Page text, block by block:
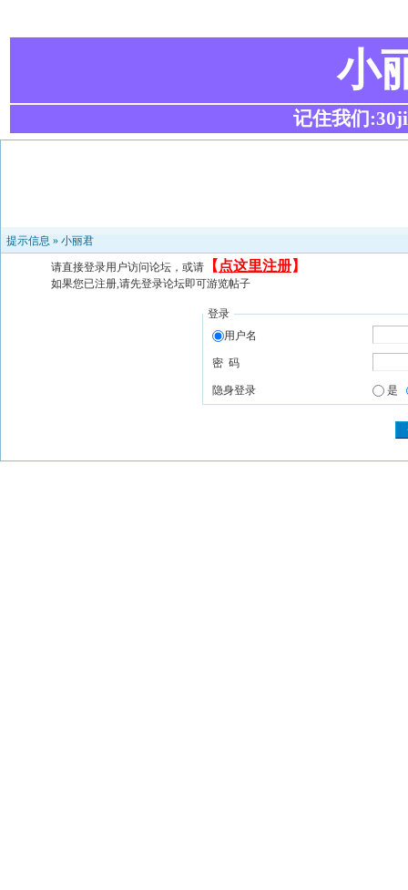
小
记住我们
提示信息 » 小丽君
请直接登录用户访问论坛，或请 【 点这里注册】
如果您已注册,请先登录论坛即可游览帖子
登录
用户名
密 码
隐身登录 是